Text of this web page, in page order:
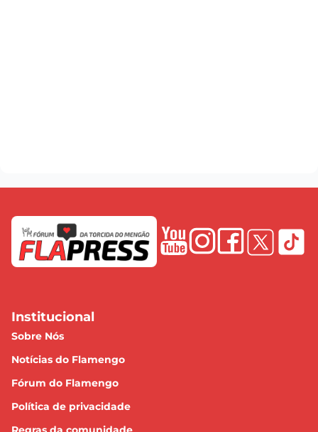
Institucional
Sobre Nós
Notícias do Flamengo
Fórum do Flamengo
Política de privacidade